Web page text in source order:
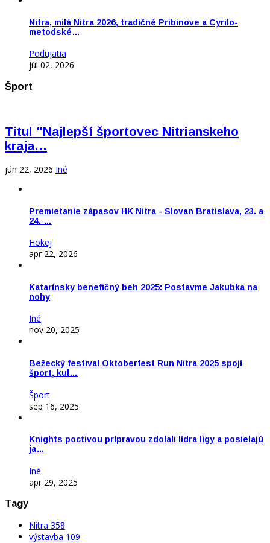
Nitra, milá Nitra 2026, tradičné Pribinove a Cyrilo-
metodské…
Podujatia
júl 02, 2026
Šport
Titul "Najlepší športovec Nitrianskeho
kraja…
jún 22, 2026 Iné
Premietanie zápasov HK Nitra - Slovan Bratislava, 23. a
24. …
Hokej
apr 22, 2026
Katarínsky benefičný beh 2025: Postavme Jakubka na
nohy
Iné
nov 20, 2025
Bežecký festival Oktoberfest Run Nitra 2025 spojí
šport, kul…
Šport
sep 16, 2025
Knights poctivou prípravou zdolali lídra ligy a posielajú
ja…
Iné
apr 29, 2025
Tagy
Nitra 358
výstavba 109